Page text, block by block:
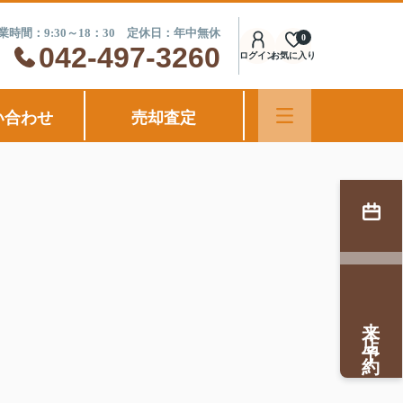
時間：9:30～18：30 定休日：年中無休
042-497-3260 ログインお気に入り
0
合わせ 売却査定
来店予約